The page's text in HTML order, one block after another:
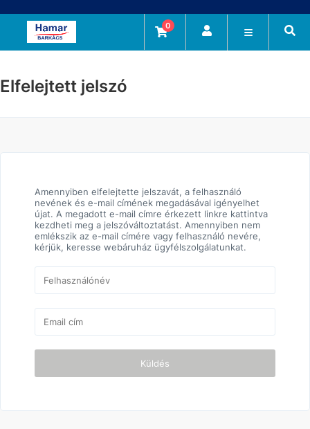
0
Elfelejtett jelszó
Amennyiben elfelejtette jelszavát, a felhasználó
nevének és e-mail címének megadásával igényelhet
újat. A megadott e-mail címre érkezett linkre kattintva
kezdheti meg a jelszóváltoztatást. Amennyiben nem
emlékszik az e-mail címére vagy felhasználó nevére,
kérjük, keresse webáruház ügyfélszolgálatunkat.
Küldés